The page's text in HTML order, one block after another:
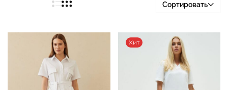
Сортировать
Хит